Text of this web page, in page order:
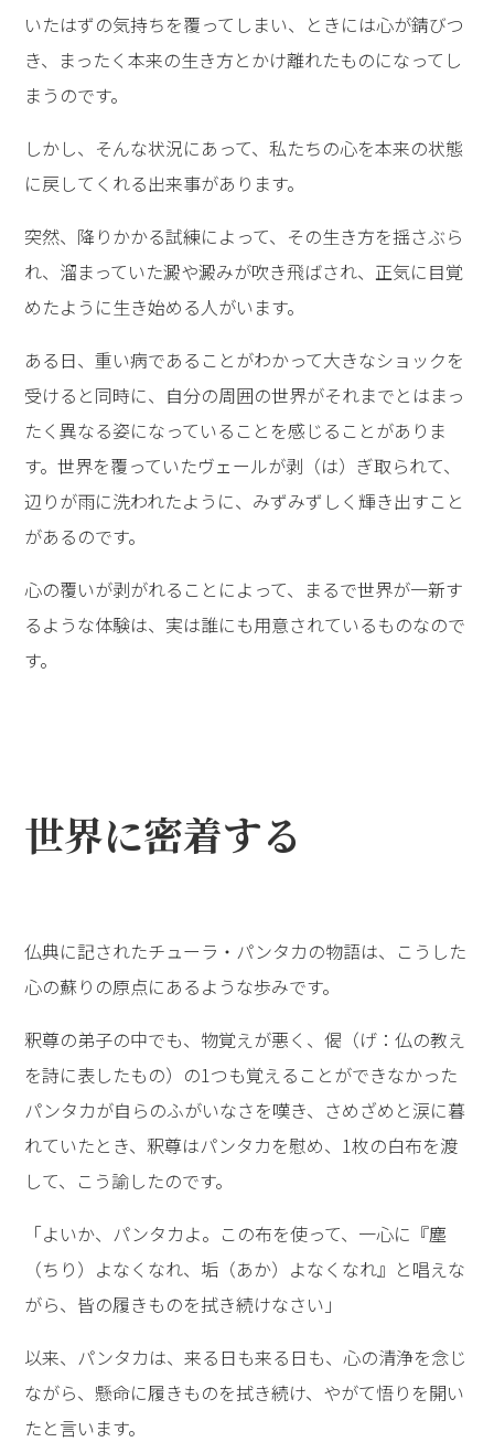
いたはずの気持ちを覆ってしまい、ときには心が錆びつ
き、まったく本来の生き方とかけ離れたものになってし
まうのです。
しかし、そんな状況にあって、私たちの心を本来の状態
に戻してくれる出来事があります。
突然、降りかかる試練によって、その生き方を揺さぶら
れ、溜まっていた澱や澱みが吹き飛ばされ、正気に目覚
めたように生き始める人がいます。
ある日、重い病であることがわかって大きなショックを
受けると同時に、自分の周囲の世界がそれまでとはまっ
たく異なる姿になっていることを感じることがありま
す。世界を覆っていたヴェールが剥（は）ぎ取られて、
辺りが雨に洗われたように、みずみずしく輝き出すこと
があるのです。
心の覆いが剥がれることによって、まるで世界が一新す
るような体験は、実は誰にも用意されているものなので
す。
世界に密着する
仏典に記されたチューラ・パンタカの物語は、こうした
心の蘇りの原点にあるような歩みです。
釈尊の弟子の中でも、物覚えが悪く、偈（げ：仏の教え
を詩に表したもの）の1つも覚えることができなかった
パンタカが自らのふがいなさを嘆き、さめざめと涙に暮
れていたとき、釈尊はパンタカを慰め、1枚の白布を渡
して、こう諭したのです。
「よいか、パンタカよ。この布を使って、一心に『塵
（ちり）よなくなれ、垢（あか）よなくなれ』と唱えな
がら、皆の履きものを拭き続けなさい」
以来、パンタカは、来る日も来る日も、心の清浄を念じ
ながら、懸命に履きものを拭き続け、やがて悟りを開い
たと言います。